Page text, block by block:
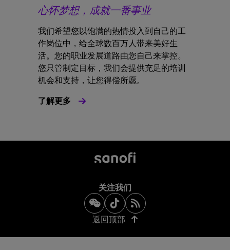
心怀梦想，成就一番事业
我们希望您以饱满的热情投入到自己的工
作岗位中，给全球数百万人带来美好生
活。您的职业发展道路由您自己来掌控。
您只管制定目标，我们会提供充足的培训
机会和支持，让您得偿所愿。
了解更多
关注我们
返回顶部